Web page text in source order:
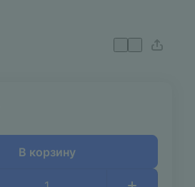
В корзину